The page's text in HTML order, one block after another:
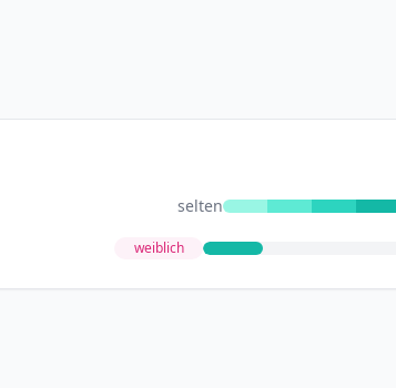
selten
weiblich